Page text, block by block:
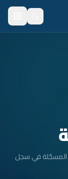
المسجّلة في سجل